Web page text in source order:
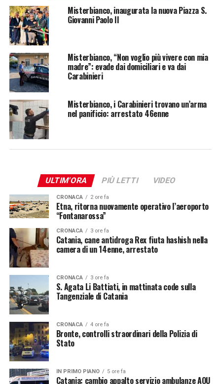
Misterbianco, inaugurata la nuova Piazza S.
Giovanni Paolo II
Misterbianco, “Non voglio più vivere con mia
madre”: evade dai domiciliari e va dai
Carabinieri
Misterbianco, i Carabinieri trovano un’arma
nel panificio: arrestato 46enne
ULTIM'ORA PIÙ LETTI VIDEO
CRONACA 2 ore fa
Etna, ritorna nuovamente operativo l’aeroporto
“Fontanarossa”
CRONACA 3 ore fa
Catania, cane antidroga Rex fiuta hashish nella
camera di un 14enne, arrestato
CRONACA 3 ore fa
S. Agata Li Battiati, in mattinata code sulla
Tangenziale di Catania
CRONACA 4 ore fa
Bronte, controlli straordinari della Polizia di
Stato
IN PRIMO PIANO 5 ore fa
Catania: cambio appalto servizio ambulanze AOU